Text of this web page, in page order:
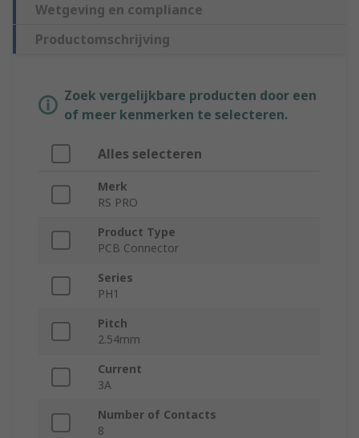
Wetgeving en compliance
Productomschrijving
Zoek vergelijkbare producten door een
of meer kenmerken te selecteren.
Alles selecteren
Merk
RS PRO
Product Type
PCB Connector
Series
PH1
Pitch
2.54mm
Current
3A
Number of Contacts
8